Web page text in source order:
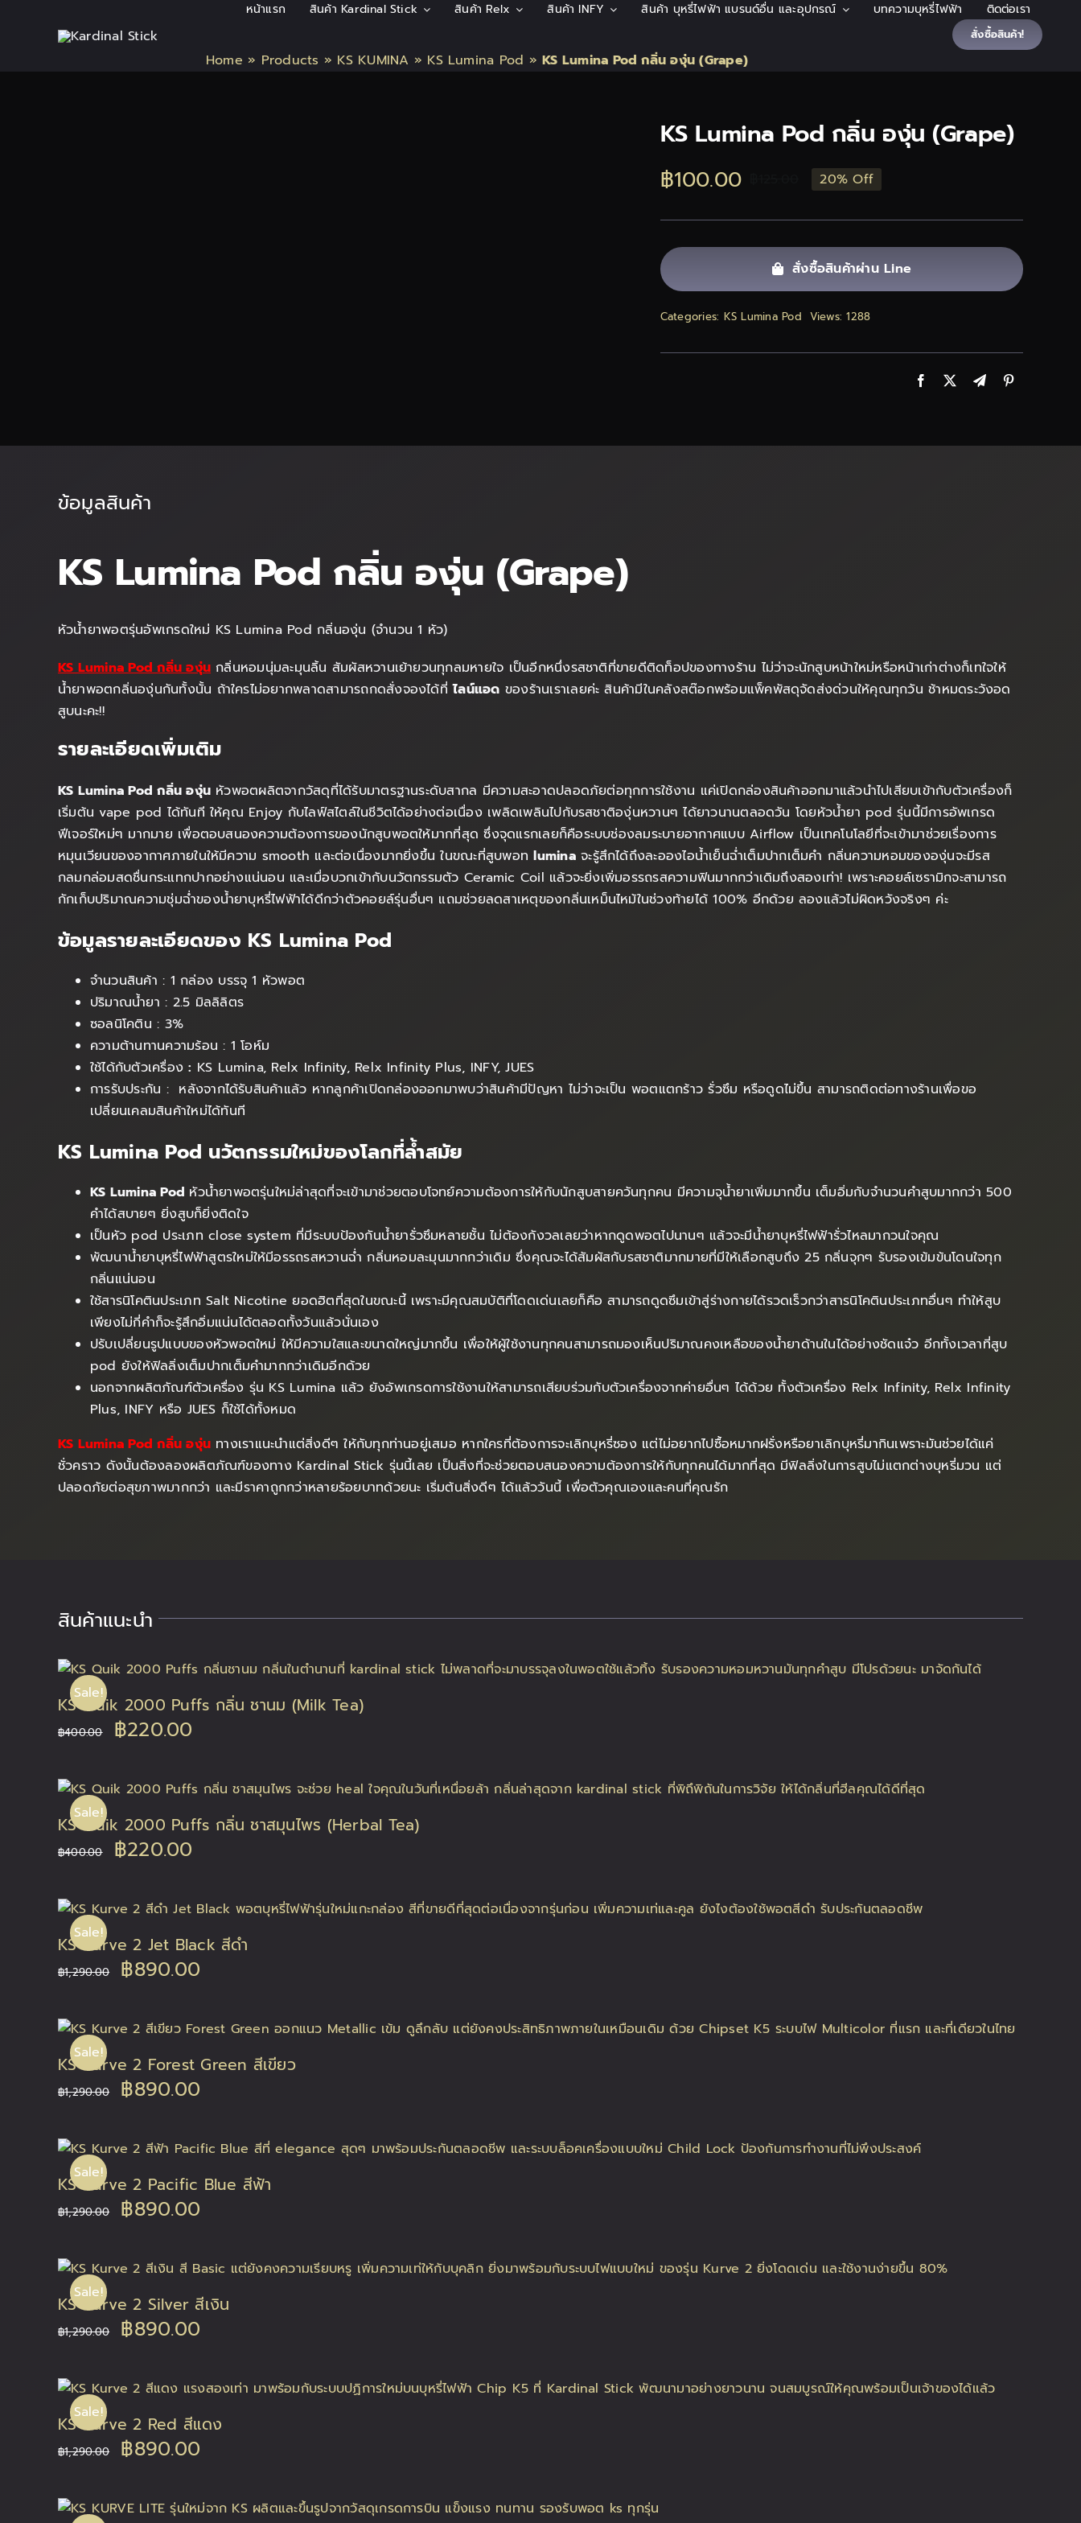
หน้าแรก สินค้า Kardinal Stick สินค้า Relx สินค้า INFY สินค้า บุหรี่ไฟฟ้า แบรนด์อื่น และอุปกรณ์ บทความบุหรี่ไฟฟ้า ติดต่อเรา
สั่งซื้อสินค้า!
Home » Products » KS KUMINA » KS Lumina Pod »KS Lumina Pod กลิ่น องุ่น (Grape)
KS Lumina Pod กลิ่น องุ่น (Grape)
Original
price
was:
฿125.00.
฿100.00
Current
price
is:
฿100.00.
20% Off
สั่งซื้อสินค้าผ่าน Line
Categories: KS Lumina Pod Views: 1288
ข้อมูลสินค้า
KS Lumina Pod กลิ่น องุ่น (Grape)
หัวน้ำยาพอตรุ่นอัพเกรดใหม่ KS Lumina Pod กลิ่นองุ่น (จำนวน 1 หัว)
KS Lumina Pod กลิ่น องุ่น กลิ่นหอมนุ่มละมุนลิ้น สัมผัสหวานเย้ายวนทุกลมหายใจ เป็นอีกหนึ่งรสชาติที่ขายดีติดท็อปของทางร้าน ไม่ว่าจะนักสูบหน้าใหม่หรือหน้าเก่าต่างก็เทใจให้
น้ำยาพอตกลิ่นองุ่นกันทั้งนั้น ถ้าใครไม่อยากพลาดสามารถกดสั่งจองได้ที่ไลน์แอด ของร้านเราเลยค่ะ สินค้ามีในคลังสต๊อกพร้อมแพ็คพัสดุจัดส่งด่วนให้คุณทุกวัน ช้าหมดระวังอด
สูบนะคะ!!
รายละเอียดเพิ่มเติม
KS Lumina Pod กลิ่น องุ่น หัวพอตผลิตจากวัสดุที่ได้รับมาตรฐานระดับสากล มีความสะอาดปลอดภัยต่อทุกการใช้งาน แค่เปิดกล่องสินค้าออกมาแล้วนำไปเสียบเข้ากับตัวเครื่องก็
เริ่มต้น vape pod ได้ทันที ให้คุณ Enjoy กับไลฟ์สไตล์ในชีวิตได้อย่างต่อเนื่อง เพลิดเพลินไปกับรสชาติองุ่นหวานๆ ได้ยาวนานตลอดวัน โดยหัวน้ำยา pod รุ่นนี้มีการอัพเกรด
ฟีเจอร์ใหม่ๆ มากมาย เพื่อตอบสนองความต้องการของนักสูบพอตให้มากที่สุด ซึ่งจุดแรกเลยก็คือระบบช่องลมระบายอากาศแบบ Airflow เป็นเทคโนโลยีที่จะเข้ามาช่วยเรื่องการ
หมุนเวียนของอากาศภายในให้มีความ smooth และต่อเนื่องมากยิ่งขึ้น ในขณะที่สูบพอทluminaจะรู้สึกได้ถึงละอองไอน้ำเย็นฉ่ำเต็มปากเต็มคำ กลิ่นความหอมขององุ่นจะมีรส
กลมกล่อมสดชื่นกระแทกปากอย่างแน่นอน และเมื่อบวกเข้ากับนวัตกรรมตัว Ceramic Coil แล้วจะยิ่งเพิ่มอรรถรสความฟินมากกว่าเดิมถึงสองเท่า! เพราะคอยล์เซรามิกจะสามารถ
กักเก็บปริมาณความชุ่มฉ่ำของน้ำยาบุหรี่ไฟฟ้าได้ดีกว่าตัวคอยล์รุ่นอื่นๆ แถมช่วยลดสาเหตุของกลิ่นเหม็นไหม้ในช่วงท้ายได้ 100% อีกด้วย ลองแล้วไม่ผิดหวังจริงๆ ค่ะ
ข้อมูลรายละเอียดของ KS Lumina Pod
จำนวนสินค้า : 1 กล่อง บรรจุ 1 หัวพอต
ปริมาณน้ำยา : 2.5 มิลลิลิตร
ซอลนิโคติน : 3%
ความต้านทานความร้อน : 1 โอห์ม
ใช้ได้กับตัวเครื่อง: KS Lumina, Relx Infinity, Relx Infinity Plus, INFY, JUES
การรับประกัน : หลังจากได้รับสินค้าแล้ว หากลูกค้าเปิดกล่องออกมาพบว่าสินค้ามีปัญหา ไม่ว่าจะเป็น พอตแตกร้าว รั่วซึม หรือดูดไม่ขึ้น สามารถติดต่อทางร้านเพื่อขอ
เปลี่ยนเคลมสินค้าใหม่ได้ทันที
KS Lumina Pod นวัตกรรมใหม่ของโลกที่ล้ำสมัย
KS Lumina Pod หัวน้ำยาพอตรุ่นใหม่ล่าสุดที่จะเข้ามาช่วยตอบโจทย์ความต้องการให้กับนักสูบสายควันทุกคน มีความจุน้ำยาเพิ่มมากขึ้น เต็มอิ่มกับจำนวนคำสูบมากกว่า 500
คำได้สบายๆ ยิ่งสูบก็ยิ่งติดใจ
เป็นหัว pod ประเภท close system ที่มีระบบป้องกันน้ำยารั่วซึมหลายชั้น ไม่ต้องกังวลเลยว่าหากดูดพอตไปนานๆ แล้วจะมีน้ำยาบุหรี่ไฟฟ้ารั่วไหลมากวนใจคุณ
พัฒนาน้ำยาบุหรี่ไฟฟ้าสูตรใหม่ให้มีอรรถรสหวานฉ่ำ กลิ่นหอมละมุนมากกว่าเดิม ซึ่งคุณจะได้สัมผัสกับรสชาติมากมายที่มีให้เลือกสูบถึง 25 กลิ่นจุกๆ รับรองเข้มข้นโดนใจทุก
กลิ่นแน่นอน
ใช้สารนิโคตินประเภท Salt Nicotine ยอดฮิตที่สุดในขณะนี้ เพราะมีคุณสมบัติที่โดดเด่นเลยก็คือ สามารถดูดซึมเข้าสู่ร่างกายได้รวดเร็วกว่าสารนิโคตินประเภทอื่นๆ ทำให้สูบ
เพียงไม่กี่คำก็จะรู้สึกอิ่มแน่นได้ตลอดทั้งวันแล้วนั่นเอง
ปรับเปลี่ยนรูปแบบของหัวพอตใหม่ ให้มีความใสและขนาดใหญ่มากขึ้น เพื่อให้ผู้ใช้งานทุกคนสามารถมองเห็นปริมาณคงเหลือของน้ำยาด้านในได้อย่างชัดแจ๋ว อีกทั้งเวลาที่สูบ
pod ยังให้ฟิลลิ่งเต็มปากเต็มคำมากกว่าเดิมอีกด้วย
นอกจากผลิตภัณฑ์ตัวเครื่อง รุ่น KS Lumina แล้ว ยังอัพเกรดการใช้งานให้สามารถเสียบร่วมกับตัวเครื่องจากค่ายอื่นๆ ได้ด้วย ทั้งตัวเครื่อง Relx Infinity, Relx Infinity
Plus, INFY หรือ JUES ก็ใช้ได้ทั้งหมด
KS Lumina Pod กลิ่น องุ่น ทางเราแนะนำแต่สิ่งดีๆ ให้กับทุกท่านอยู่เสมอ หากใครที่ต้องการจะเลิกบุหรี่ซอง แต่ไม่อยากไปซื้อหมากฝรั่งหรือยาเลิกบุหรี่มากินเพราะมันช่วยได้แค่
ชั่วคราว ดังนั้นต้องลองผลิตภัณฑ์ของทาง Kardinal Stick รุ่นนี้เลย เป็นสิ่งที่จะช่วยตอบสนองความต้องการให้กับทุกคนได้มากที่สุด มีฟิลลิ่งในการสูบไม่แตกต่างบุหรี่มวน แต่
ปลอดภัยต่อสุขภาพมากกว่า และมีราคาถูกกว่าหลายร้อยบาทด้วยนะ เริ่มต้นสิ่งดีๆ ได้แล้ววันนี้ เพื่อตัวคุณเองและคนที่คุณรัก
สินค้าแนะนำ
Sale!
KS Quik 2000 Puffs กลิ่น ชานม (Milk Tea)
฿400.00
Original
was:
฿400.00.
฿220.00
is:
฿220.00.
Sale!
KS Quik 2000 Puffs กลิ่น ชาสมุนไพร (Herbal Tea)
฿400.00
Original
was:
฿400.00.
฿220.00
is:
฿220.00.
Sale!
KS Kurve 2 Jet Black สีดำ
฿1,290.00
Original
was:
฿1,290.00.
฿890.00
is:
฿890.00.
Sale!
KS Kurve 2 Forest Green สีเขียว
฿1,290.00
Original
was:
฿1,290.00.
฿890.00
is:
฿890.00.
Sale!
KS Kurve 2 Pacific Blue สีฟ้า
฿1,290.00
Original
was:
฿1,290.00.
฿890.00
is:
฿890.00.
Sale!
KS Kurve 2 Silver สีเงิน
฿1,290.00
Original
was:
฿1,290.00.
฿890.00
is:
฿890.00.
Sale!
KS Kurve 2 Red สีแดง
฿1,290.00
Original
was:
฿890.00
is: